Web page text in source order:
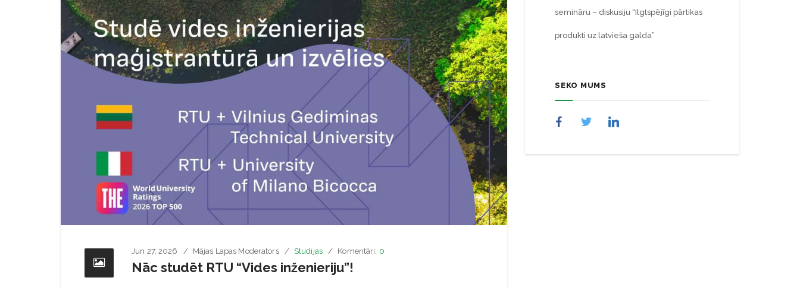
Jun 27, 2026 Mājas Lapas Moderators Studijas Komentāri: 0
Nāc studēt RTU “Vides inženieriju”!
semināru – diskusiju “Ilgtspējīgi pārtikas
produkti uz latvieša galda”
SEKO MUMS